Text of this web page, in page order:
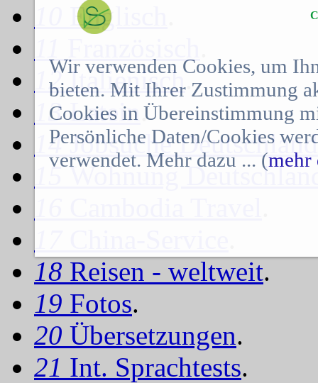
Englisch
12Italienisch.
13Latein.
14Jobsuche Deutschland
15Wohnung
18 Reisen - weltweit.
19 Fotos.
20 Übersetzungen.
21 Int. Sprachtests.
Wir verwenden Cookies, um
bieten. Mit Ihrer Zustimmung
Cookies in Übereinstimmung
Persönliche Daten/Cookies
verwendet. Mehr dazu ... (mehr